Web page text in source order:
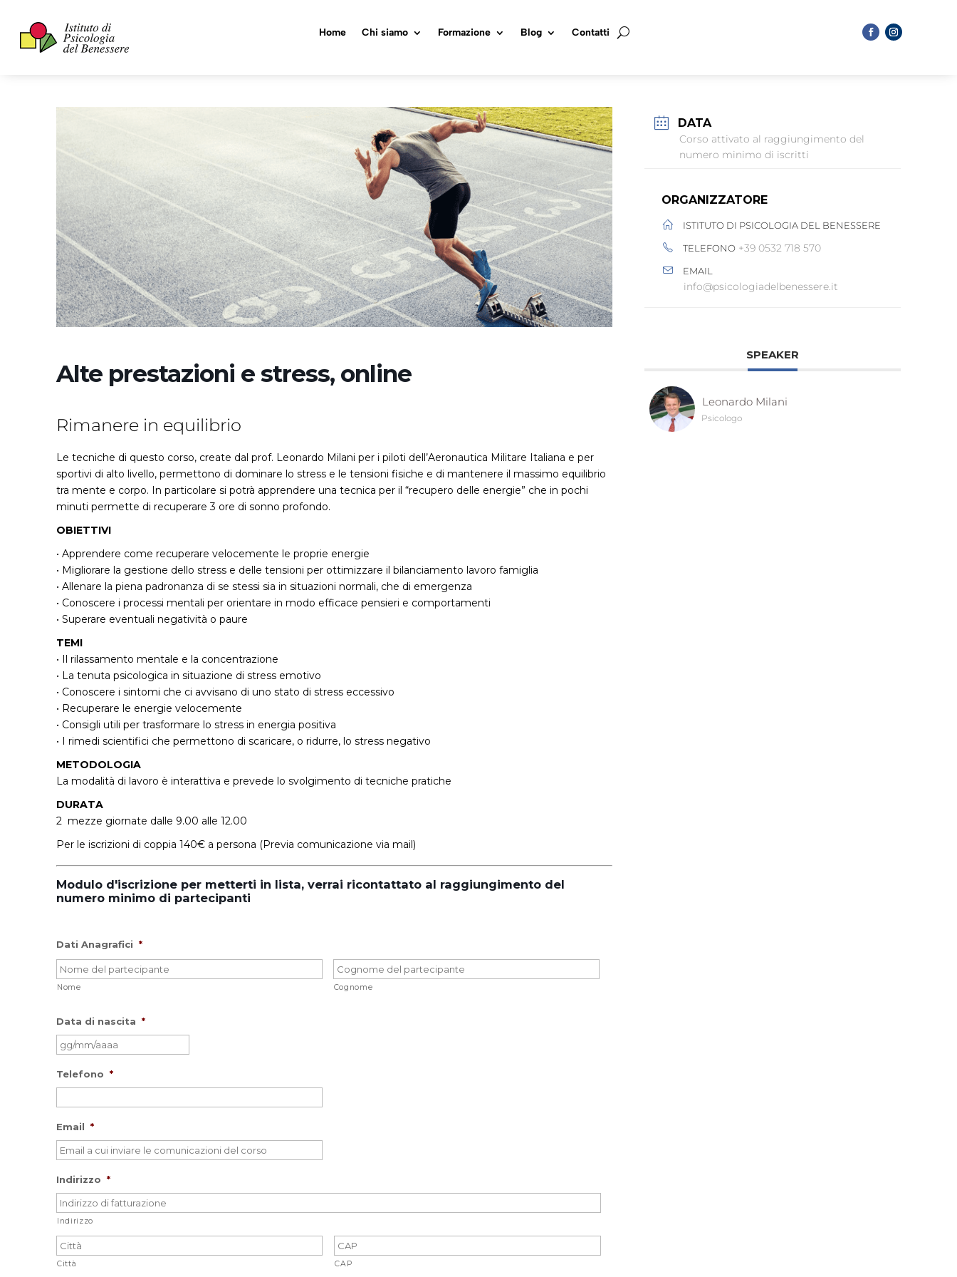
Home Chi siamo Formazione Blog Contatti
Alte prestazioni e stress, online
Rimanere in equilibrio
Le tecniche di questo corso, create dal prof. Leonardo Milani per i piloti dell’Aeronautica Militare Italiana e per
sportivi di alto livello, permettono di dominare lo stress e le tensioni fisiche e di mantenere il massimo equilibrio
tra mente e corpo. In particolare si potrà apprendere una tecnica per il “recupero delle energie” che in pochi
minuti permette di recuperare 3 ore di sonno profondo.
OBIETTIVI
• Apprendere come recuperare velocemente le proprie energie
• Migliorare la gestione dello stress e delle tensioni per ottimizzare il bilanciamento lavoro famiglia
• Allenare la piena padronanza di se stessi sia in situazioni normali, che di emergenza
• Conoscere i processi mentali per orientare in modo efficace pensieri e comportamenti
• Superare eventuali negatività o paure
TEMI
• Il rilassamento mentale e la concentrazione
• La tenuta psicologica in situazione di stress emotivo
• Conoscere i sintomi che ci avvisano di uno stato di stress eccessivo
• Recuperare le energie velocemente
• Consigli utili per trasformare lo stress in energia positiva
• I rimedi scientifici che permettono di scaricare, o ridurre, lo stress negativo
METODOLOGIA
La modalità di lavoro è interattiva e prevede lo svolgimento di tecniche pratiche
DURATA
2 mezze giornate dalle 9.00 alle 12.00
Per le iscrizioni di coppia 140€ a persona (Previa comunicazione via mail)
Modulo d'iscrizione per metterti in lista, verrai ricontattato al raggiungimento del
numero minimo di partecipanti
Dati Anagrafici *
Nome Cognome
Data di nascita *
slash
slash
AAAA
Telefono *
Email *
Indirizzo *
Indirizzo
Città CAP
DATA
Corso attivato al raggiungimento del
numero minimo di iscritti
ORGANIZZATORE
ISTITUTO DI PSICOLOGIA DEL BENESSERE
TELEFONO +39 0532 718 570
EMAIL
info@psicologiadelbenessere.it
SPEAKER
Leonardo Milani
Psicologo